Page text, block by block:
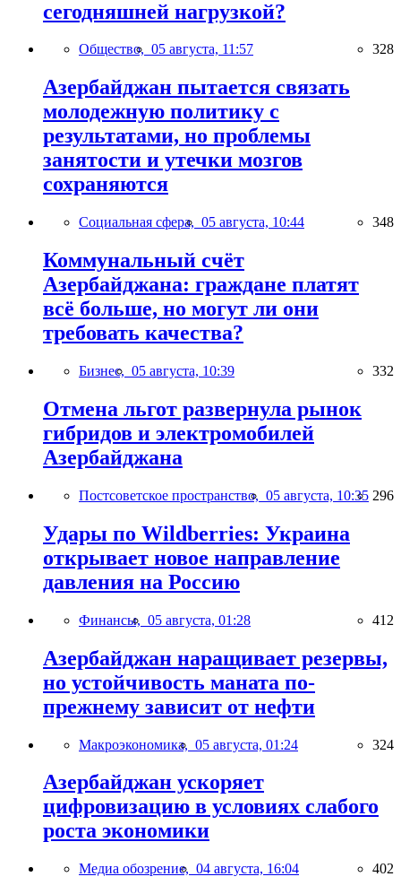
сегодняшней нагрузкой?
Общество, 05 августа, 11:57 328
Азербайджан пытается связать
молодежную политику с
результатами, но проблемы
занятости и утечки мозгов
сохраняются
Социальная сфера, 05 августа, 10:44 348
Коммунальный счёт
Азербайджана: граждане платят
всё больше, но могут ли они
требовать качества?
Бизнес, 05 августа, 10:39 332
Отмена льгот развернула рынок
гибридов и электромобилей
Азербайджана
Постсоветское пространство, 05 августа, 10:35 296
Удары по Wildberries: Украина
открывает новое направление
давления на Россию
Финансы, 05 августа, 01:28 412
Азербайджан наращивает резервы,
но устойчивость маната по-
прежнему зависит от нефти
Макроэкономика, 05 августа, 01:24 324
Азербайджан ускоряет
цифровизацию в условиях слабого
роста экономики
Медиа обозрение, 04 августа, 16:04 402